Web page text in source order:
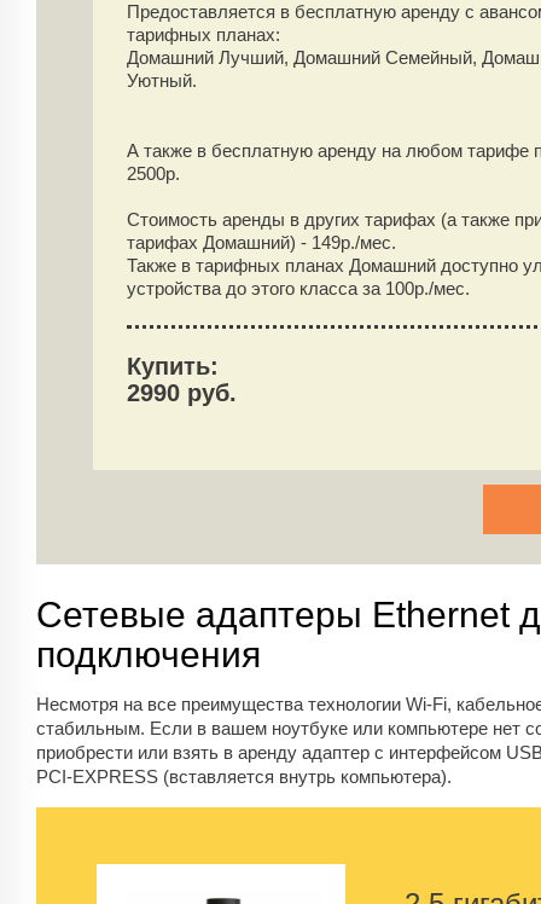
Предоставляется в бесплатную аренду с
тарифных планах:
Домашний Лучший, Домашний Семейный,
Уютный.
А также в бесплатную аренду на любом тарифе
2500р.
Стоимость аренды в других тарифах (а также
тарифах Домашний) - 149р./мес.
Также в тарифных планах Домашний доступно
устройства до этого класса за 100р./мес.
Купить:
2990 руб.
Сетевые адаптеры Ethernet
подключения
Несмотря на все преимущества технологии Wi-Fi,
стабильным. Если в вашем ноутбуке или компьютере нет
приобрести или взять в аренду адаптер с интерфейсом
PCI-EXPRESS (вставляется внутрь компьютера).